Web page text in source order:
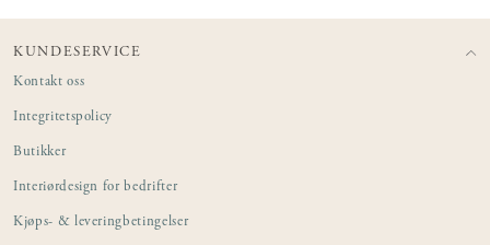
KUNDESERVICE
Kontakt oss
Integritetspolicy
Butikker
Interiørdesign for bedrifter
Kjøps- & leveringbetingelser